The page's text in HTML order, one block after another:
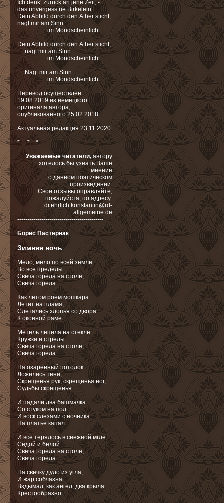
Ich denk‘ zurück an jene Zeit, -
das unvergess’ne Birkelein.
Dein Abbild durch den Äther sticht,
nagt mir am Sinn
im Mondscheinlicht…
Dein Abbild durch den Äther sticht,
nagt mir am Sinn
im Mondscheinlicht…
Nagt mir am Sinn
im Mondscheinlicht…
Перевод осуществлен
19.08.2019 из немецкого
оригинала автора,
опубликованного 25.02.2018.
Актуальная редакция 23.11.2020.
* * *
Уважаемые читатели, автору
хотелось бы узнать Ваше
мнение
о данном поэтическом
произведении.
Свои отзывы оправляйте,
пожалуйста, по адресу:
dr.ehrlich.konstantin@rd-
allgemeine.de
-------------------------------------------
Борис Пастернак
Зимняя ночь
Мело, мело по всей земле
Во все пределы.
Свеча горела на столе,
Свеча горела.
Как летом роем мошкара
Летит на пламя,
Слетались хлопья со двора
К оконной раме.
Метель лепила на стекле
Кружки и стрелы.
Свеча горела на столе,
Свеча горела.
На озаренный потолок
Ложились тени,
Скрещенья рук, скрещенья ног,
Судьбы скрещенья.
И падали два башмачка
Со стуком на пол.
И воск слезами с ночника
На платье капал.
И все терялось в снежной мгле
Седой и белой.
Свеча горела на столе,
Свеча горела.
На свечку дуло из угла,
И жар соблазна
Вздымал, как ангел, два крыла
Крестообразно.